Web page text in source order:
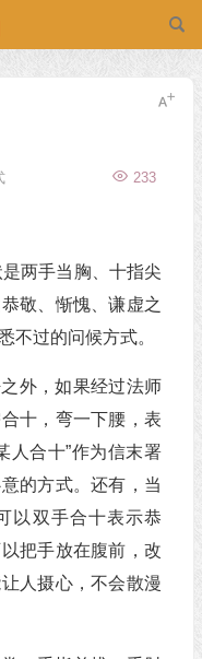
233
是两手当胸、十指尖
敬、惭愧、谦虚之
不过的问候方式。
外，如果经过法师
十，弯一下腰，表
人合十”作为信末署
的方式。还有，当
以双手合十表示恭
把手放在腹前，改
人摄心，不会散漫